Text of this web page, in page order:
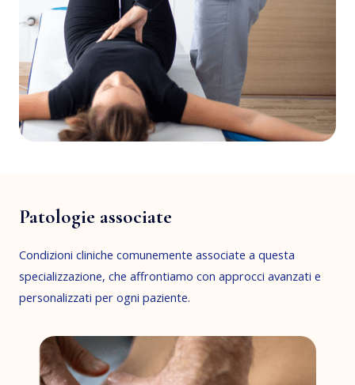
Patologie associate
Condizioni cliniche comunemente associate a questa
specializzazione, che affrontiamo con approcci avanzati e
personalizzati per ogni paziente.